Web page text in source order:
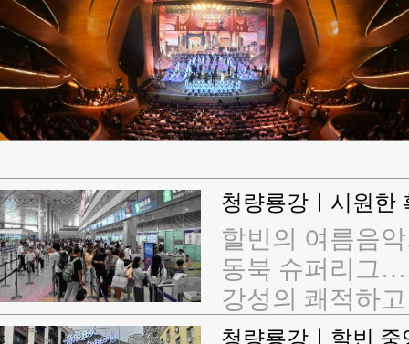
청량룡강ㅣ시원한
할빈의 여름음
동북 슈퍼리그
강성의 쾌적하
그리고 독특한